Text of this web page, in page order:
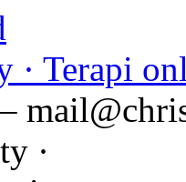
· Terapi